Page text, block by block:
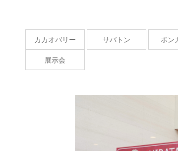
カカオバリー サバトン ボン
展示会